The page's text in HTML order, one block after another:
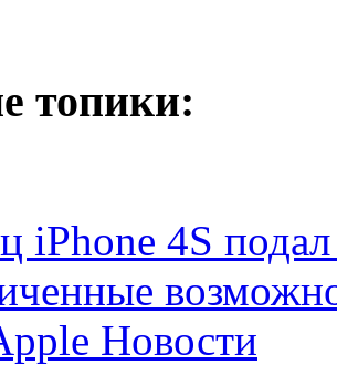
топики:
iPhone 4S
Новости